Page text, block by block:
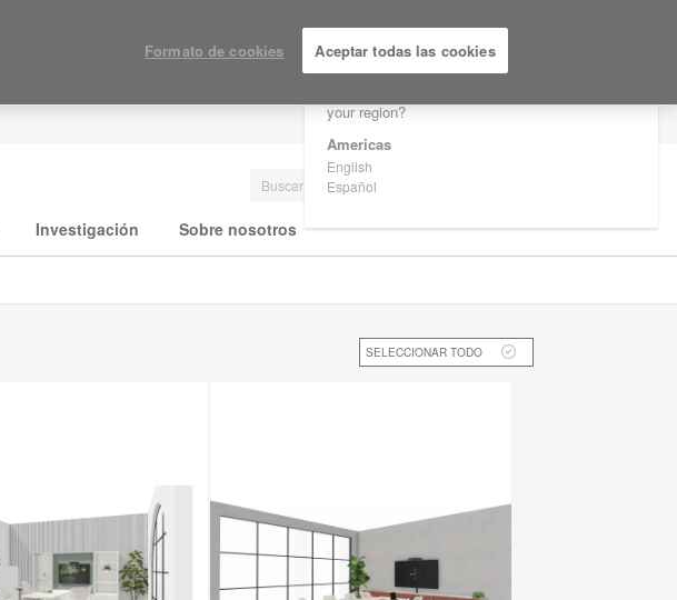
Are you in United States?
your region?
Americas
English
Español
Investigación Sobre nosotros
SELECCIONAR TODO
Formato de cookies Aceptar todas las cookies